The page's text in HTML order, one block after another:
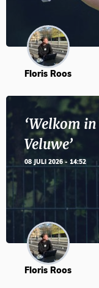
Floris Roos
‘Welkom
Veluwe’
08 JULI 2026 - 14:52
Floris Roos